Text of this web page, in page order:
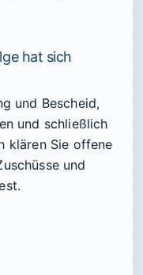
hat sich
und Bescheid,
und schließlich
klären Sie offene
und